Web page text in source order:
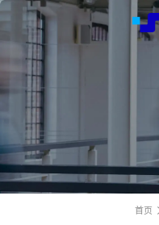
首页